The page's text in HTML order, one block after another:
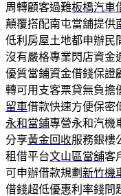
周轉顧客過難板橋汽車
顛覆搭配南屯當舖提供
低利房屋土地都申辦民
沒有嚴格專業閃店資金
優質當鋪資金借錢保證
轉可用支客票貸無負擔
留車借款快速方便保密
永和當鋪專營永和汽機
分享黃金回收服務銀樓
租借平台文山區當舖客
可申辦借款規劃 新竹機
借錢超低優惠利率錢問